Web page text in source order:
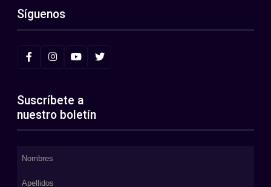
Síguenos
Suscríbete a
nuestro boletín